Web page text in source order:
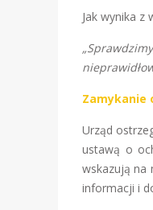
Jak wynika z
Zamykanie
Urząd
ustawą o
wskazują na
informacji i